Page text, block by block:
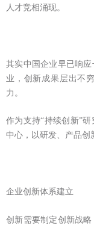
人才竞相涌现。
其实中国企业早已响
业，创新成果层出不
力。
作为支持“持续创新”
中心，以研发、产品创
企业创新体系建立
创新需要制定创新战